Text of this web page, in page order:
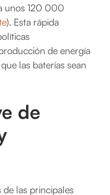
unos 120 000
). Esta rápida
de energía
las baterías sean
de
las principales